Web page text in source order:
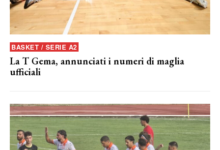
BASKET / SERIE A2
La T Gema, annunciati i numeri di maglia
ufficiali